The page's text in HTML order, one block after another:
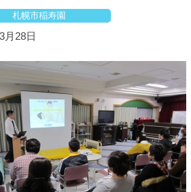
札幌市稲寿園
月28日